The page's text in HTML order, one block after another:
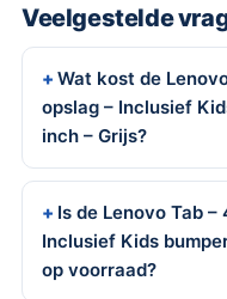
Veelgestelde
Wat kost de
opslag – Inclusief
inch – Grijs?
Is de Lenovo Tab –
Inclusief Kids
op voorraad?